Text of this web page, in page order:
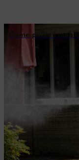
Come pulire i